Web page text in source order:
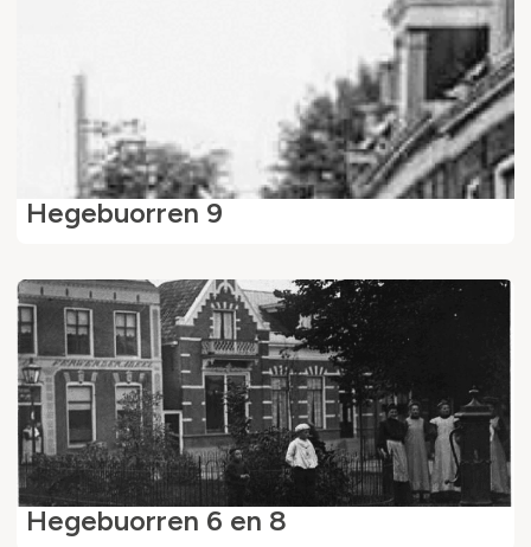
Hegebuorren 9
Hegebuorren 6 en 8